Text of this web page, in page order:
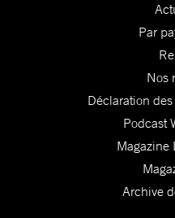
Par
Nos
Déclaration
Podcast
Magazine
Archive